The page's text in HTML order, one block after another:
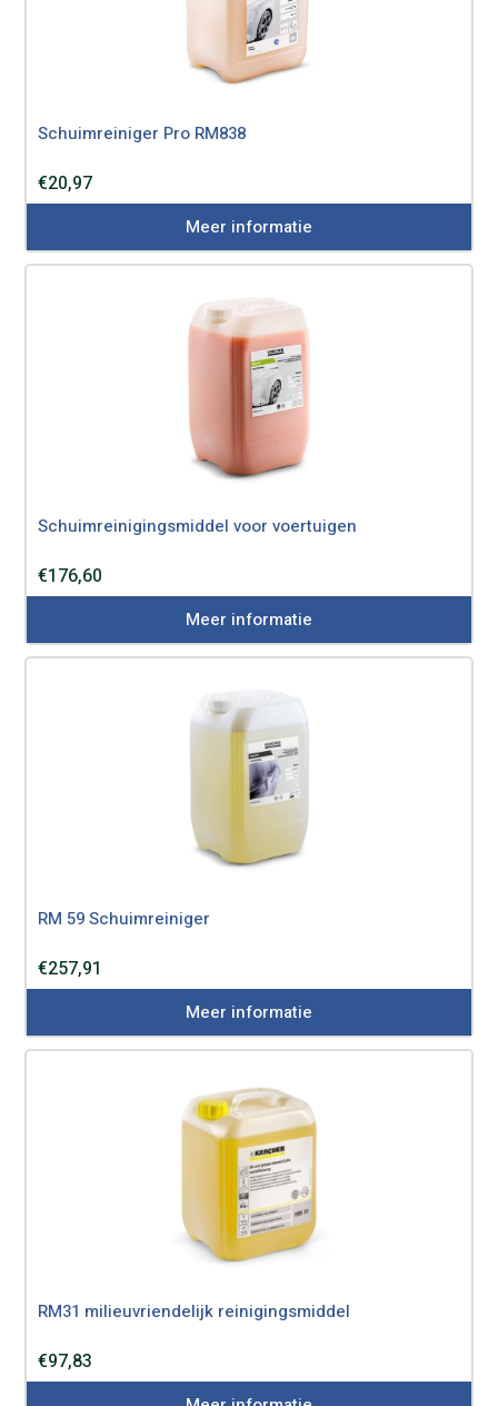
Schuimreiniger Pro RM838
€20,97
Meer informatie
Schuimreinigingsmiddel voor voertuigen
€176,60
Meer informatie
RM 59 Schuimreiniger
€257,91
Meer informatie
RM31 milieuvriendelijk reinigingsmiddel
€97,83